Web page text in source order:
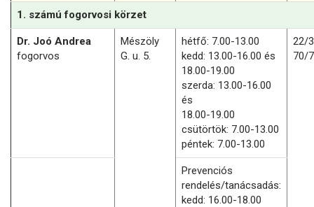
1. számú fogorvosi körzet
Dr. Joó Andrea
fogorvos
Mészöly
G. u. 5.
hétfő: 7.00-13.00
kedd: 13.00-16.00 és
18.00-19.00
szerda: 13.00-16.00
és
18.00-19.00
csütörtök: 7.00-13.00
péntek: 7.00-13.00
22/
70/
Prevenciós
rendelés/tanácsadás:
kedd: 16.00-18.00